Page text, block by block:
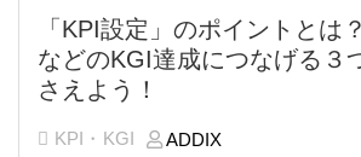
「KPI設定」のポイントと
などのKGI達成につなげる３
さえよう！
KPI・KGI ADDIX